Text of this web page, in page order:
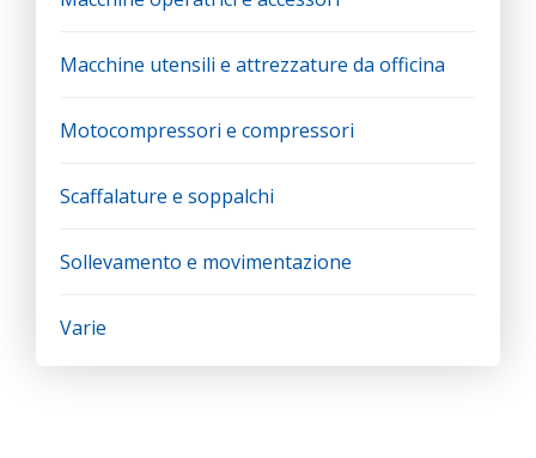
Macchine utensili e attrezzature da officina
Motocompressori e compressori
Scaffalature e soppalchi
Sollevamento e movimentazione
Varie